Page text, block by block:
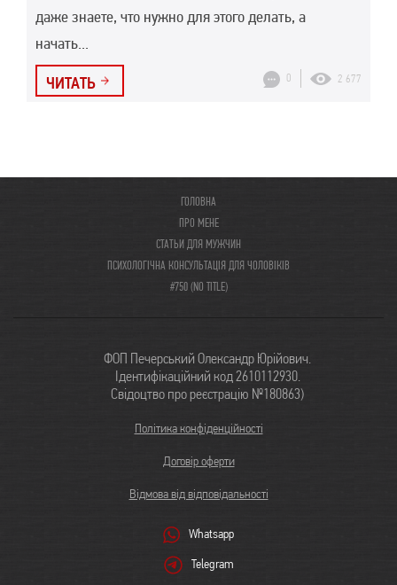
даже знаете, что нужно для этого делать, а
начать...
ЧИТАТЬ 0 2 677
ГОЛОВНА
ПРО МЕНЕ
СТАТЬИ ДЛЯ МУЖЧИН
ПСИХОЛОГІЧНА КОНСУЛЬТАЦІЯ ДЛЯ ЧОЛОВІКІВ
#750 (NO TITLE)
ФОП Печерський Олександр Юрійович.
Ідентифікаційний код 2610112930.
Свідоцтво про реєстрацію №180863)
Політика конфіденційності
Договір оферти
Відмова від відповідальності
Whatsapp
Telegram